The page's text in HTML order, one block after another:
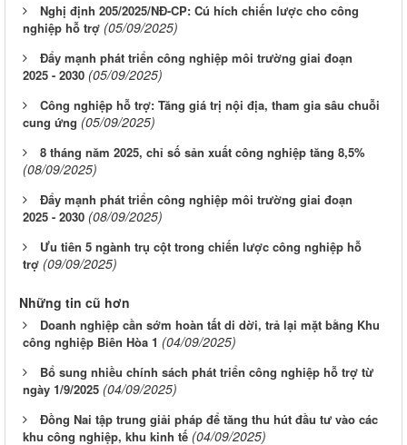
Nghị định 205/2025/NĐ-CP: Cú hích chiến lược cho công
nghiệp hỗ trợ (05/09/2025)
Đẩy mạnh phát triển công nghiệp môi trường giai đoạn
2025 - 2030 (05/09/2025)
Công nghiệp hỗ trợ: Tăng giá trị nội địa, tham gia sâu chuỗi
cung ứng (05/09/2025)
8 tháng năm 2025, chỉ số sản xuất công nghiệp tăng 8,5%
(08/09/2025)
Đẩy mạnh phát triển công nghiệp môi trường giai đoạn
2025 - 2030 (08/09/2025)
Ưu tiên 5 ngành trụ cột trong chiến lược công nghiệp hỗ
trợ (09/09/2025)
Những tin cũ hơn
Doanh nghiệp cần sớm hoàn tất di dời, trả lại mặt bằng Khu
công nghiệp Biên Hòa 1 (04/09/2025)
Bổ sung nhiều chính sách phát triển công nghiệp hỗ trợ từ
ngày 1/9/2025 (04/09/2025)
Đồng Nai tập trung giải pháp để tăng thu hút đầu tư vào các
khu công nghiệp, khu kinh tế (04/09/2025)